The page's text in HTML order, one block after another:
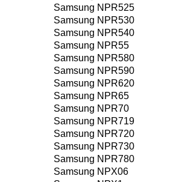
Samsung NPR525
Samsung NPR530
Samsung NPR540
Samsung NPR55
Samsung NPR580
Samsung NPR590
Samsung NPR620
Samsung NPR65
Samsung NPR70
Samsung NPR719
Samsung NPR720
Samsung NPR730
Samsung NPR780
Samsung NPX06